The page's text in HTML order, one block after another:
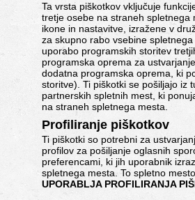
Ta vrsta piškotkov vključuje
tretje osebe na straneh spletnega
ikone in nastavitve, izražene v
za skupno rabo vsebine
uporabo programskih storitev
programska oprema za
dodatna programska oprema, ki
storitve). Ti piškotki se pošiljajo iz
partnerskih spletnih mest, ki
na straneh spletnega mesta.
Profiliranje piškotkov
Ti piškotki so potrebni za
profilov za pošiljanje oglasnih
preferencami, ki jih uporabnik
spletnega mesta. To spletno mesto
UPORABLJA PROFILIRANJA